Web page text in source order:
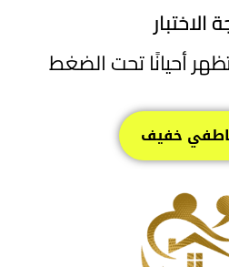
الاختبار
أحيانًا تحت الضغط
خفيف